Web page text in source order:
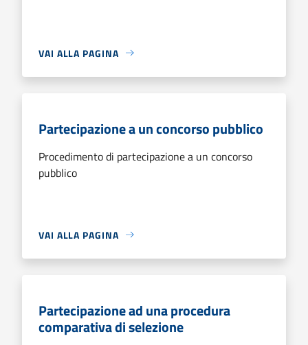
VAI ALLA PAGINA
Partecipazione a un concorso pubblico
Procedimento di partecipazione a un concorso
pubblico
VAI ALLA PAGINA
Partecipazione ad una procedura
comparativa di selezione